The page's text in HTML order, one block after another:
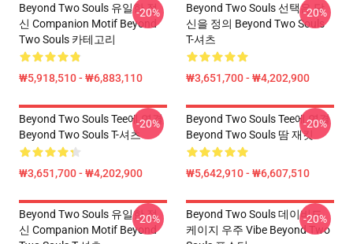
Beyond Two Souls 유일한 정
신 Companion Motif Beyond
Two Souls 카테고리
₩5,918,510 - ₩6,883,110
-20%
Beyond Two Souls 선택은 당
신을 정의 Beyond Two Souls
T-셔츠
₩3,651,700 - ₩4,202,900
-20%
Beyond Two Souls Tee에 연결
Beyond Two Souls T-셔츠
₩3,651,700 - ₩4,202,900
-20%
Beyond Two Souls Tee에 연결
Beyond Two Souls 땀 재킷
₩5,642,910 - ₩6,607,510
-20%
Beyond Two Souls 유일한 정
신 Companion Motif Beyond
-20%
Beyond Two Souls 데이비드
케이지 우주 Vibe Beyond Two
-20%